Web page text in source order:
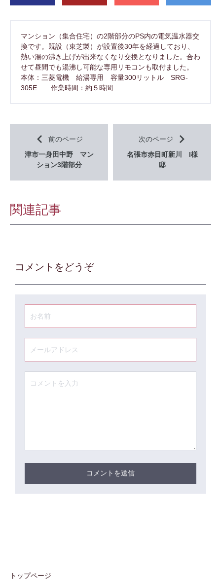
マンション（集合住宅）の2階部分のPS内の電気温水器交
換です。既設（東芝製）が設置後30年を経過しており、
熱い湯の沸き上げが出来なくなり交換となりました。合わ
せて昼間でも湯沸し可能な専用リモコンも取付ました。
本体：三菱電機 給湯専用 容量300リットル SRG-
305E 作業時間：約５時間
前のページ
津市一身田中野 マン
ション3階部分
次のページ
名張市赤目町新川 I様
邸
関連記事
コメントをどうぞ
トップページ